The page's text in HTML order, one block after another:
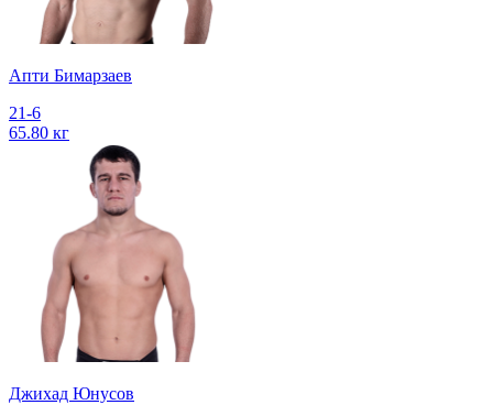
Апти Бимарзаев
21-6
65.80 кг
Джихад Юнусов